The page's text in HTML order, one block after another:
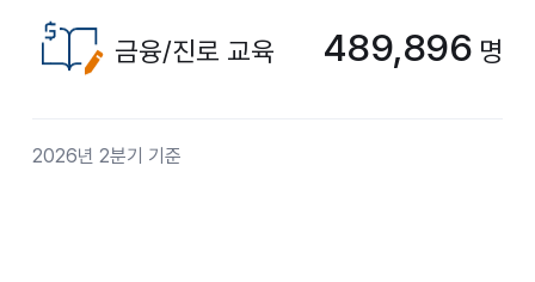
금융/진로 교육 489,896 명
2026년 2분기 기준